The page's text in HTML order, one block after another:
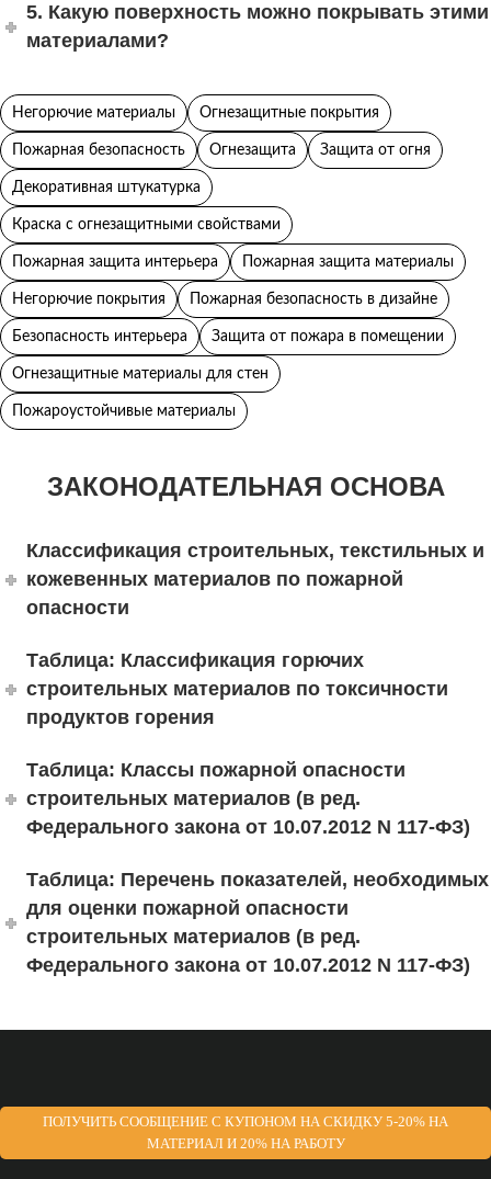
5. Какую поверхность можно покрывать этими
материалами?
Негорючие материалы Огнезащитные покрытия
Пожарная безопасность Огнезащита Защита от огня
Декоративная штукатурка
Краска с огнезащитными свойствами
Пожарная защита интерьера Пожарная защита материалы
Негорючие покрытия Пожарная безопасность в дизайне
Безопасность интерьера Защита от пожара в помещении
Огнезащитные материалы для стен
Пожароустойчивые материалы
ЗАКОНОДАТЕЛЬНАЯ ОСНОВА
Классификация строительных, текстильных и
кожевенных материалов по пожарной
опасности
Таблица: Классификация горючих
строительных материалов по токсичности
продуктов горения
Таблица: Классы пожарной опасности
строительных материалов (в ред.
Федерального закона от 10.07.2012 N 117-ФЗ)
Таблица: Перечень показателей, необходимых
для оценки пожарной опасности
строительных материалов (в ред.
Федерального закона от 10.07.2012 N 117-ФЗ)
ПОЛУЧИТЬ СООБЩЕНИЕ С КУПОНОМ НА СКИДКУ 5-20% НА
МАТЕРИАЛ И 20% НА РАБОТУ